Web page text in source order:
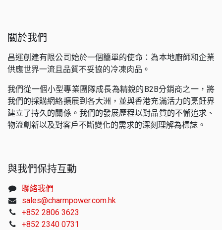
關於我們
昌運創建有限公司始於一個簡單的使命：為本地廚師和企業
供應世界一流且品質不妥協的冷凍肉品。
我們從一個小型專業團隊成長為精銳的B2B分銷商之一，將
我們的採購網絡擴展到各大洲，並與香港充滿活力的烹飪界
建立了持久的關係。我們的發展歷程以對品質的不懈追求、
物流創新以及對客戶不斷變化的需求的深刻理解為標誌。
與我們保持互動
聯絡我們
sales@charmpower.com.hk
+852 2806 3623
+852 2340 0731